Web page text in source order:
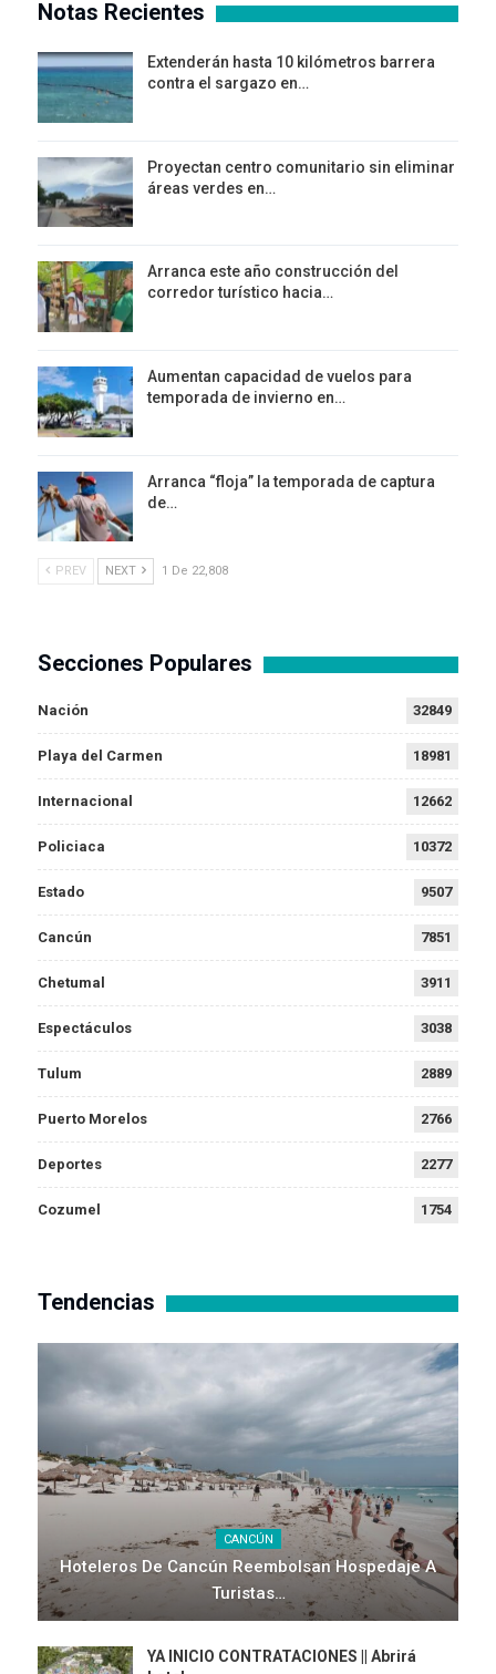
Notas Recientes
Extenderán hasta 10 kilómetros barrera
contra el sargazo en…
Proyectan centro comunitario sin eliminar
áreas verdes en…
Arranca este año construcción del
corredor turístico hacia…
Aumentan capacidad de vuelos para
temporada de invierno en…
Arranca “floja” la temporada de captura
de…
PREV NEXT 1 De 22,808
Secciones Populares
Nación 32849
Playa del Carmen 18981
Internacional 12662
Policiaca 10372
Estado 9507
Cancún 7851
Chetumal 3911
Espectáculos 3038
Tulum 2889
Puerto Morelos 2766
Deportes 2277
Cozumel 1754
Tendencias
CANCÚN
Hoteleros De Cancún Reembolsan Hospedaje A
Turistas…
YA INICIO CONTRATACIONES || Abrirá